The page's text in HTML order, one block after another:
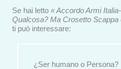
Se hai letto « Accordo Armi
Qualcosa? Ma Crosetto
ti può interessare:
¿Ser humano o